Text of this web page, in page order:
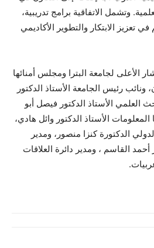
وتشمل الاتفاقية برامج تدريبية،
الابتكار والتطوير الأكاديمي
الأعلى لجامعة البترا ومجلس أمنائها
ونائب رئيس الجامعة الأستاذ الدكتور
العلمي الأستاذ الدكتور فيصل أبو
الأستاذ الدكتور وائل هادي،
الدكتورة كنزا منصور، ومدير
القاسم ، ومدير دائرة العلاقات